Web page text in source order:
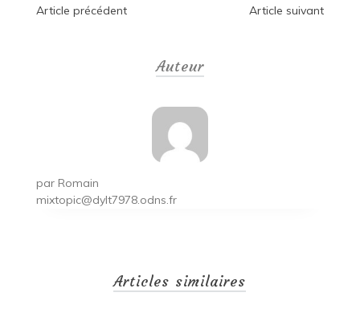
Navigation
Article précédent Article suivant
Auteur
par Romain
mixtopic@dylt7978.odns.fr
Articles similaires